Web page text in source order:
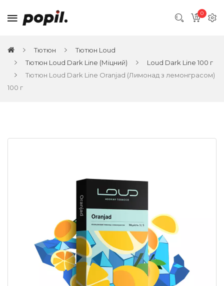
0
Тютюн
Тютюн Loud
Тютюн Loud Dark Line (Міцний)
Loud Dark Line 100 г
Тютюн Loud Dark Line Oranjad (Лимонад з лемонграсом)
100 г